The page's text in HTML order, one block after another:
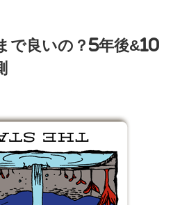
で良いの？5年後&10